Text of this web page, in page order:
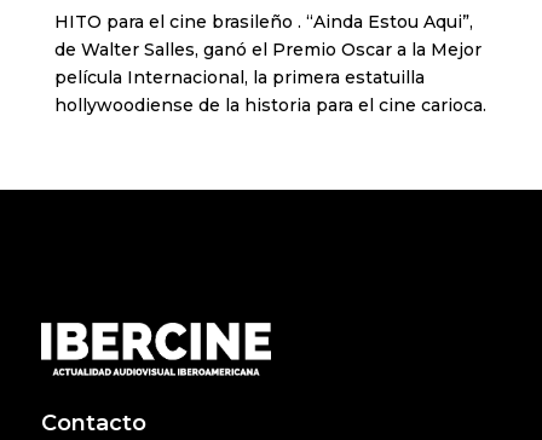
HITO para el cine brasileño . “Ainda Estou Aqui”,
de Walter Salles, ganó el Premio Oscar a la Mejor
película Internacional, la primera estatuilla
hollywoodiense de la historia para el cine carioca.
Contacto